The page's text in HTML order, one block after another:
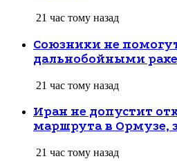
21 час тому назад
Союзники не
дальнобойными
21 час тому назад
Иран не допустит
маршрута в Ормузе,
21 час тому назад